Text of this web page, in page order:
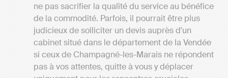
ne pas sacrifier la qualité du service au bénéfice
de la commodité. Parfois, il pourrait être plus
judicieux de solliciter un devis auprès d'un
cabinet situé dans le département de la Vendée
si ceux de Champagné-les-Marais ne répondent
pas à vos attentes, quitte à vous y déplacer